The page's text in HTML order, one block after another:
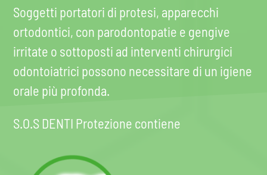
Soggetti portatori di protesi, apparecchi
ortodontici, con parodontopatie e gengive
irritate o sottoposti ad interventi chirurgici
odontoiatrici possono necessitare di un igiene
orale più profonda.
S.O.S DENTI Protezione contiene